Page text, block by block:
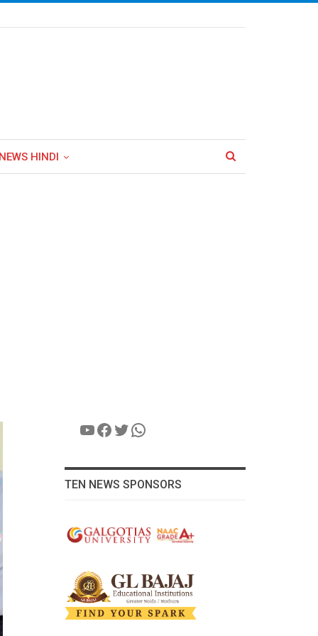
HINDI
YouTube
Facebook
Twitter
WhatsApp
TEN NEWS SPONSORS